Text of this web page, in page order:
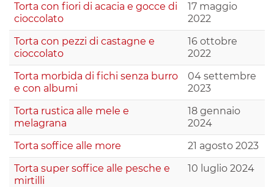
Torta con fiori di acacia e gocce di
cioccolato
17 maggio
2022
Torta con pezzi di castagne e
cioccolato
16 ottobre
2022
Torta morbida di fichi senza burro
e con albumi
04 settembre
2023
Torta rustica alle mele e
melagrana
18 gennaio
2024
Torta soffice alle more
21 agosto 2023
Torta super soffice alle pesche e
mirtilli
10 luglio 2024